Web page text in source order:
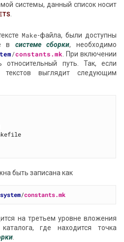
системы, данный список носит
.
Make-файла, были доступны
в системе сборки, необходимо
/constants.mk . При включении
относительный путь. Так, если
выглядит следующим
быть записана как
/constants.mk
на третьем уровне вложения
где находится точка
.